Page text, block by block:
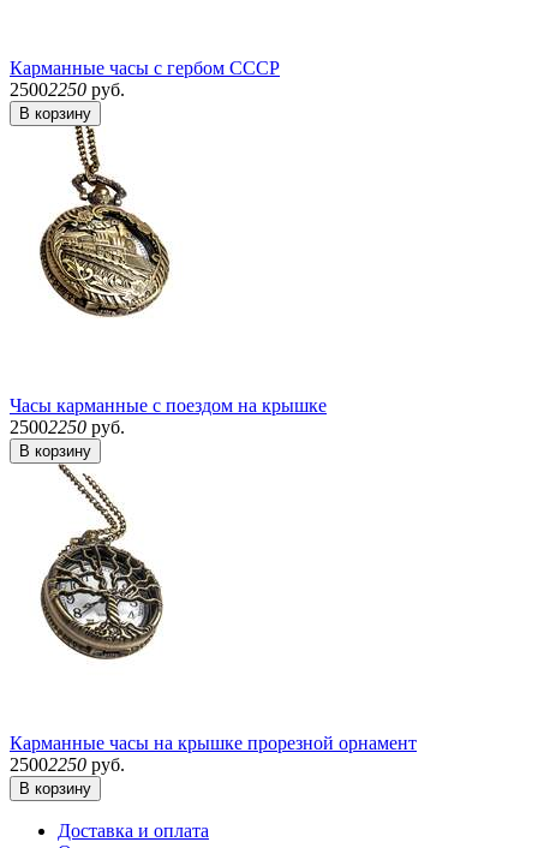
Карманные часы с гербом СССР
25002250 руб.
В корзину
Часы карманные с поездом на крышке
25002250 руб.
В корзину
Карманные часы на крышке прорезной орнамент
25002250 руб.
В корзину
Доставка и оплата